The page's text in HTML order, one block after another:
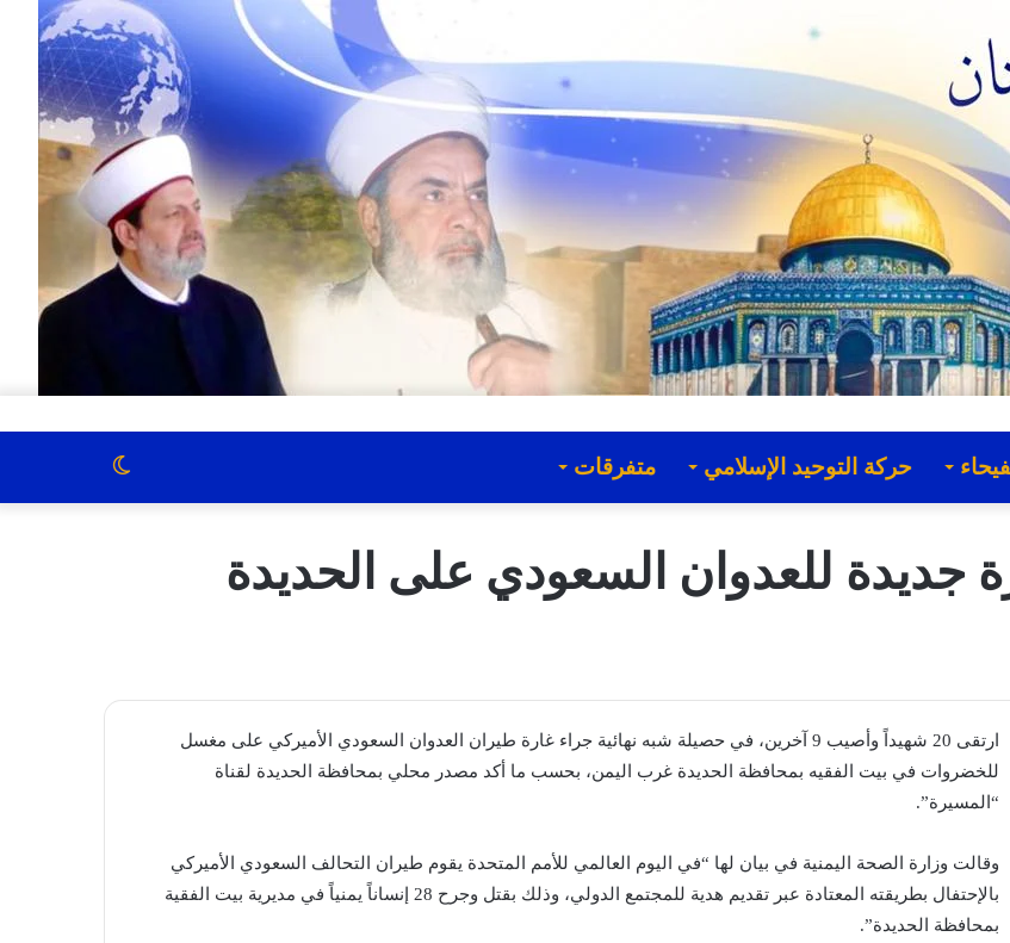
حركة التوحيد الإسلامي متفرقات
ارتقى 20 شهيداً وأصيب 9 آخرين، في حصيلة شبه نهائية جراء غارة طيران العدوان السعودي الأميركي على مغسل
للخضروات في بيت الفقيه بمحافظة الحديدة غرب اليمن، بحسب ما أكد مصدر محلي بمحافظة الحديدة لقناة
“المسيرة”.
وقالت وزارة الصحة اليمنية في بيان لها “في اليوم العالمي للأمم المتحدة يقوم طيران التحالف السعودي الأميركي
بالإحتفال بطريقته المعتادة عبر تقديم هدية للمجتمع الدولي، وذلك بقتل وجرح 28 إنساناً يمنياً في مديرية بيت الفقية
بمحافظة الحديدة”.